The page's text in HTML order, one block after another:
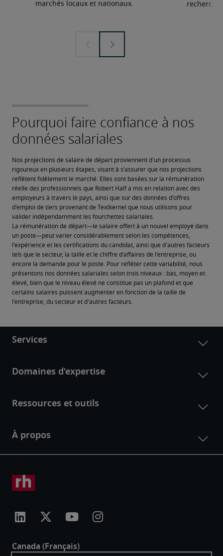
marchés locaux et nationaux.
Nos projections de salaire de départ proviennent d'un processus
rigoureux en plusieurs étapes, visant à s’assurer que nos projections
reflètent fidèlement le marché. Elles sont basées sur la rémunération
réelle des professionnels que Robert Half a mis en relation avec des
employeurs à travers le pays, ainsi que sur des données d'offres
d'emploi de tiers provenant de Textkernel que nous utilisons pour
valider indépendamment les fourchettes salariales.
La rémunération de départ—le salaire offert à un nouvel employé dans
un poste—peut varier considérablement selon les compétences,
l'expérience et les certifications du candidat, ainsi que d'autres facteurs
tels que le secteur, la taille et le chiffre d’affaires de l'entreprise, ou
encore la demande pour le poste. Pour refléter cette variabilité, nous
présentons nos données salariales selon trois niveaux : bas, moyen et
élevé, bien que le niveau élevé ne constitue pas un plafond et que
certains salaires puissent augmenter en fonction de la taille de
l'entreprise, du secteur et d'autres facteurs.